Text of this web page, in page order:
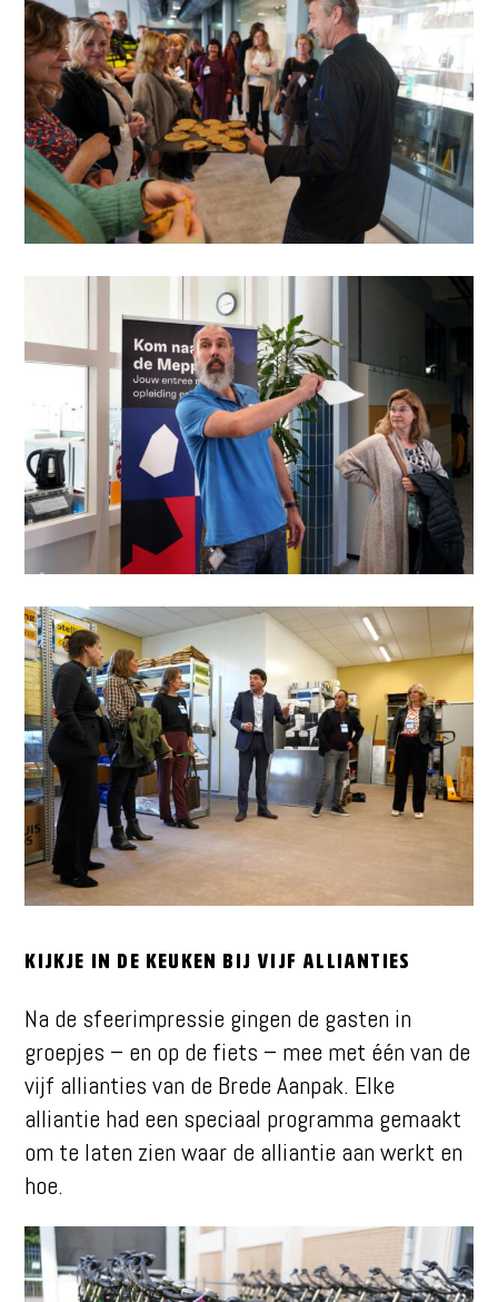
Kijkje in de keuken bij vijf allianties
Na de sfeerimpressie gingen de gasten in
groepjes – en op de fiets – mee met één van de
vijf allianties van de Brede Aanpak. Elke
alliantie had een speciaal programma gemaakt
om te laten zien waar de alliantie aan werkt en
hoe.